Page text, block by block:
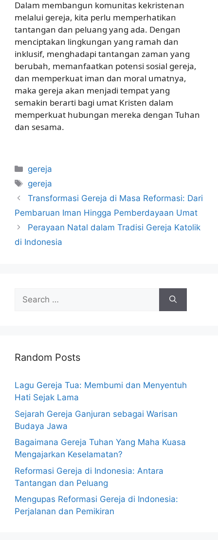
Dalam membangun komunitas kekristenan
melalui gereja, kita perlu memperhatikan
tantangan dan peluang yang ada. Dengan
menciptakan lingkungan yang ramah dan
inklusif, menghadapi tantangan zaman yang
berubah, memanfaatkan potensi sosial gereja,
dan memperkuat iman dan moral umatnya,
maka gereja akan menjadi tempat yang
semakin berarti bagi umat Kristen dalam
memperkuat hubungan mereka dengan Tuhan
dan sesama.
Categories
gereja
Tags
gereja
Transformasi Gereja di Masa Reformasi: Dari
Pembaruan Iman Hingga Pemberdayaan Umat
Perayaan Natal dalam Tradisi Gereja Katolik
di Indonesia
Search
for:
Random Posts
Lagu Gereja Tua: Membumi dan Menyentuh
Hati Sejak Lama
Sejarah Gereja Ganjuran sebagai Warisan
Budaya Jawa
Bagaimana Gereja Tuhan Yang Maha Kuasa
Mengajarkan Keselamatan?
Reformasi Gereja di Indonesia: Antara
Tantangan dan Peluang
Mengupas Reformasi Gereja di Indonesia:
Perjalanan dan Pemikiran